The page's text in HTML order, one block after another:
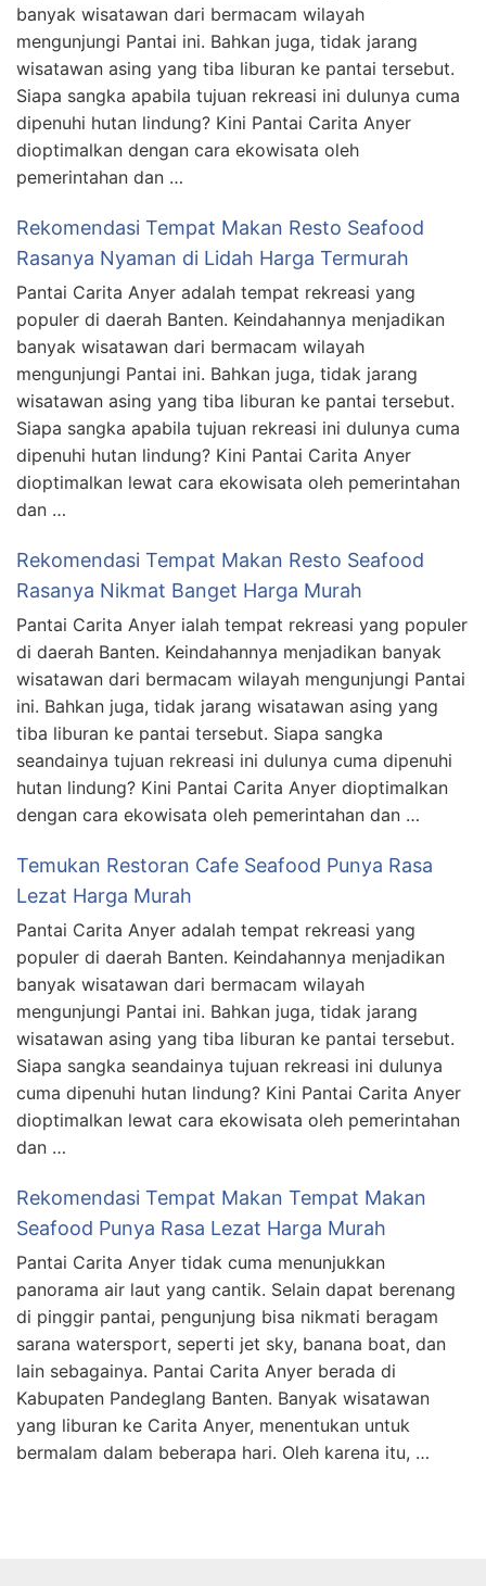
banyak wisatawan dari bermacam wilayah
mengunjungi Pantai ini. Bahkan juga, tidak jarang
wisatawan asing yang tiba liburan ke pantai tersebut.
Siapa sangka apabila tujuan rekreasi ini dulunya cuma
dipenuhi hutan lindung? Kini Pantai Carita Anyer
dioptimalkan dengan cara ekowisata oleh
pemerintahan dan …
Rekomendasi Tempat Makan Resto Seafood
Rasanya Nyaman di Lidah Harga Termurah
Pantai Carita Anyer adalah tempat rekreasi yang
populer di daerah Banten. Keindahannya menjadikan
banyak wisatawan dari bermacam wilayah
mengunjungi Pantai ini. Bahkan juga, tidak jarang
wisatawan asing yang tiba liburan ke pantai tersebut.
Siapa sangka apabila tujuan rekreasi ini dulunya cuma
dipenuhi hutan lindung? Kini Pantai Carita Anyer
dioptimalkan lewat cara ekowisata oleh pemerintahan
dan …
Rekomendasi Tempat Makan Resto Seafood
Rasanya Nikmat Banget Harga Murah
Pantai Carita Anyer ialah tempat rekreasi yang populer
di daerah Banten. Keindahannya menjadikan banyak
wisatawan dari bermacam wilayah mengunjungi Pantai
ini. Bahkan juga, tidak jarang wisatawan asing yang
tiba liburan ke pantai tersebut. Siapa sangka
seandainya tujuan rekreasi ini dulunya cuma dipenuhi
hutan lindung? Kini Pantai Carita Anyer dioptimalkan
dengan cara ekowisata oleh pemerintahan dan …
Temukan Restoran Cafe Seafood Punya Rasa
Lezat Harga Murah
Pantai Carita Anyer adalah tempat rekreasi yang
populer di daerah Banten. Keindahannya menjadikan
banyak wisatawan dari bermacam wilayah
mengunjungi Pantai ini. Bahkan juga, tidak jarang
wisatawan asing yang tiba liburan ke pantai tersebut.
Siapa sangka seandainya tujuan rekreasi ini dulunya
cuma dipenuhi hutan lindung? Kini Pantai Carita Anyer
dioptimalkan lewat cara ekowisata oleh pemerintahan
dan …
Rekomendasi Tempat Makan Tempat Makan
Seafood Punya Rasa Lezat Harga Murah
Pantai Carita Anyer tidak cuma menunjukkan
panorama air laut yang cantik. Selain dapat berenang
di pinggir pantai, pengunjung bisa nikmati beragam
sarana watersport, seperti jet sky, banana boat, dan
lain sebagainya. Pantai Carita Anyer berada di
Kabupaten Pandeglang Banten. Banyak wisatawan
yang liburan ke Carita Anyer, menentukan untuk
bermalam dalam beberapa hari. Oleh karena itu, …